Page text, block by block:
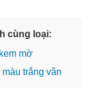
cùng loại:
mờ
trắng vân